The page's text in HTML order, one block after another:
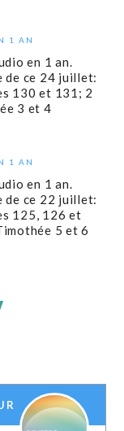
1 AN
en 1 an.
de ce 24 juillet:
130 et 131; 2
3 et 4
1 AN
en 1 an.
de ce 22 juillet:
125, 126 et
5 et 6